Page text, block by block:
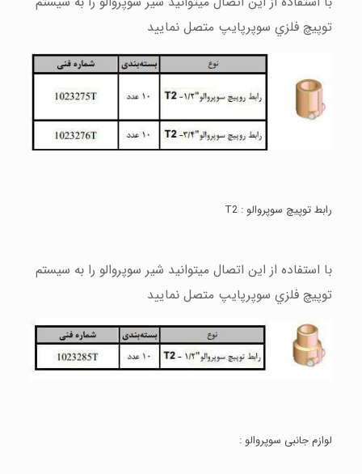
توپيچ فلزي سوپرپايپ متصل نماييد
رابط توپيچ سوپروالو : T2
با استفاده از اين اتصال ميتوانيد شير سوپروالو را به سيستم
توپيچ فلزي سوپرپايپ متصل نماييد
لوازم جانبی سوپروالو :